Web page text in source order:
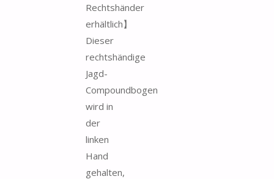
Rechtshänder
erhältlich】
Dieser
rechtshändige
Jagd-
Compoundbogen
wird in
der
linken
Hand
gehalten,